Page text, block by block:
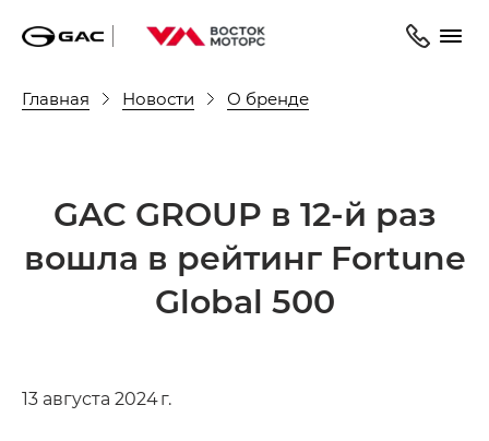
Главная Новости О бренде
GAC GROUP в 12-й раз
вошла в рейтинг Fortune
Global 500
13 августа 2024 г.